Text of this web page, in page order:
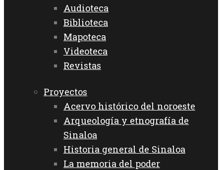
Audioteca
Biblioteca
Mapoteca
Videoteca
Revistas
Proyectos
Acervo histórico del noroeste
Arqueología y etnografía de
Sinaloa
Historia general de Sinaloa
La memoria del poder